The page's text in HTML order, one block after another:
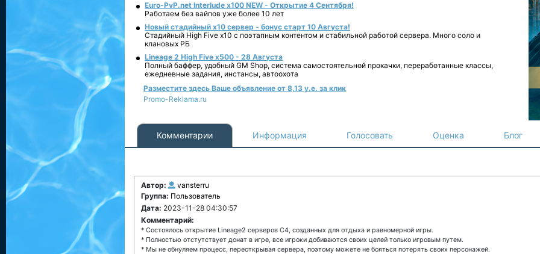
Euro-PvP.net Interlude х100 NEW - Открытие 4 Сентября!
Работаем без вайпов уже более 10 лет
Новый стадийный х10 сервер - бонус старт 10 Августа!
Стадийный High Five x10 с поэтапным контентом и стабильной работой сервера. Много соло и
клановых РБ
Lineage 2 High Five x500 - 28 Августа
Полный баффер, удобный GM Shop, система самостоятельной прокачки, переработанные классы,
ежедневные задания, инстансы, автоохота
Разместите здесь Ваше объявление от 8,13 у.е. за клик
Promo-Reklama.ru
Комментарии Информация Голосовать Оценка Блог
Автор:
vansterru
Группа: Пользователь
Дата: 2023-11-28 04:30:57
Комментарий:
* Состоялось открытие Lineage2 серверов С4, созданных для отдыха и равномерной игры.
* Полностью отстутствует донат в игре, все игроки добиваются своих целей только игровым путем.
* Мы не обнуляем процесс, переоткрывая сервера, поэтому можете не бояться потерять своих персонажей.